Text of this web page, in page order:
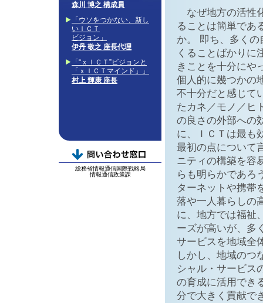
なぜ地方の活性
ることは簡単であ
か。 即ち、多く
くることばかりに
きことを十分にや
個人的に幾つかの
不十分だと感じて
たカネ／モノ／ヒ
の良さの外部への
に、ＩＣＴは最も
最初の点について
ニティの構築を容
らも明らかであろ
ターネットや携帯
落や一人暮らしの
に、地方では福祉
ーズが高いが、多
サービスを地域全
しかし、地域のつ
シャル・サービス
の育成に活用でき
分で大きく貢献で
森川 博之 構成員
「ウソをつかない、新し
いＩＣＴ
ビジョン」
伊丹 敬之 座長代理
「“ｘＩＣＴ”ビジョンと
「ｘＩＣＴマインド」」
村上 輝康 座長
総務省情報通信国際戦略局
情報通信政策課